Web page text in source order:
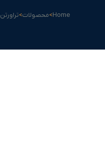
Home
>محصولات>تراورتن